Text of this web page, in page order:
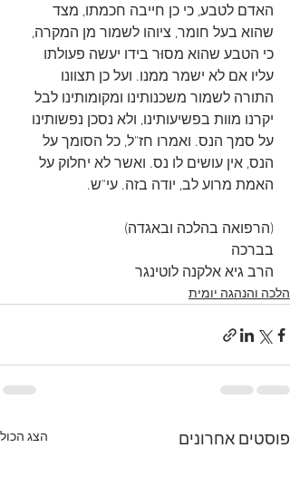
האדם לטבע, כי כן חייבה חכמתו, מצד
שהוא בעל חומר, ציוהו לשמור מן המקרה,
כי הטבע שהוא מסוּר בידו יעשה פעולתו
עליו אם לא ישמר ממנו. ועל כן תצוונו
התורה לשמור משכנותינו ומקומותינו לבל
יקרנו מוות בפשיעותינו, ולא נסכן נפשותינו
על סמך הנס. ואמרו חז"ל, כל הסומך על
הנס, אין עושים לו נס. ואשר לא יחלוק על
האמת מרוע לב, יודה בזה. עי"ש.
(הרפואה בהלכה ובאגדה)
בברכה
הרב גיא אלקנה לוטינגר
הלכה והנהגה יומית
פוסטים אחרונים הצג הכול